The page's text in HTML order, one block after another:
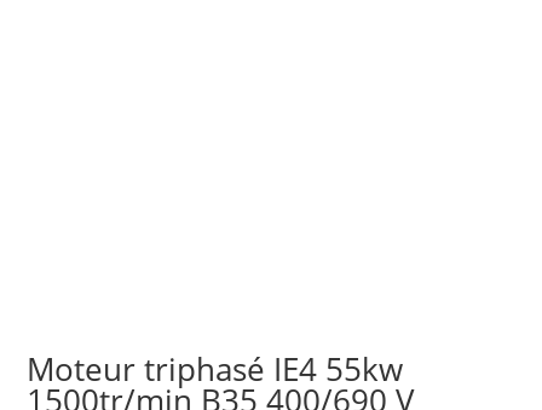
Moteur triphasé IE4 55kw
1500tr/min B35 400/690 V